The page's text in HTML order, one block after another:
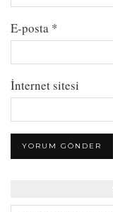
E-posta *
İnternet sitesi